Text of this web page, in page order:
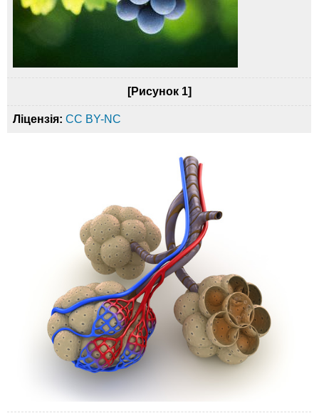
[Рисунок 1]
Ліцензія: CC BY-NC